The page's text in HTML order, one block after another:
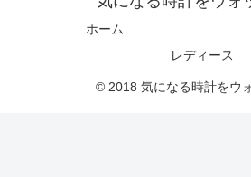
ホーム
レディース
© 2018 気になる時計をウ